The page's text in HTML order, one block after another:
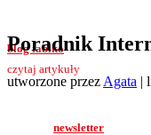
blog iablko
czytaj artykuły
newsletter
Poradnik
utworzone przez Agata |